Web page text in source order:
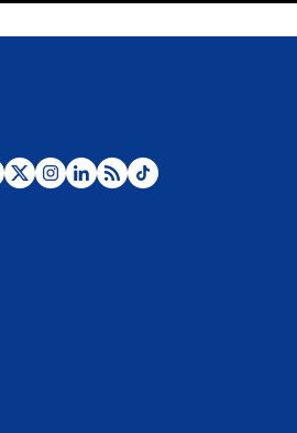
Desde dermatitis hasta infecciones: